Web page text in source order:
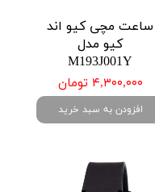
ساعت مچی کیو اند
کیو مدل
M193J001Y
۴,۳۰۰,۰۰۰ تومان
افزودن به سبد خرید